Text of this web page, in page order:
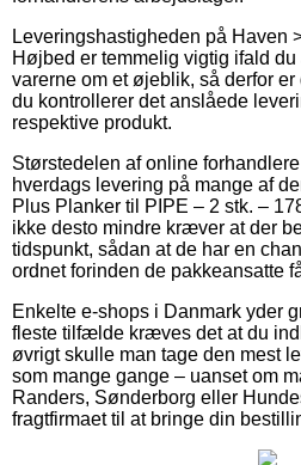
Leveringshastigheden på Haven
Højbed er temmelig vigtig ifald
varerne om et øjeblik, så derfor
du kontrollerer det anslåede
respektive produkt.
Størstedelen af online
hverdags levering på mange af
Plus Planker til PIPE – 2 stk. –
ikke desto mindre kræver at der
tidspunkt, sådan at de har en
ordnet forinden de pakkeansatte
Enkelte e-shops i Danmark yder
fleste tilfælde kræves det at du
øvrigt skulle man tage den mest
som mange gange – uanset om
Randers, Sønderborg eller
fragtfirmaet til at bringe din